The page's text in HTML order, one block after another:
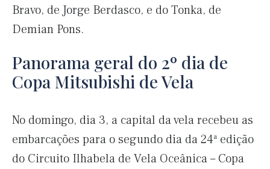
Bravo, de Jorge Berdasco, e do Tonka, de
Demian Pons.
Panorama geral do 2º dia de
Copa Mitsubishi de Vela
No domingo, dia 3, a capital da vela recebeu as
embarcações para o segundo dia da 24ª edição
do Circuito Ilhabela de Vela Oceânica – Copa